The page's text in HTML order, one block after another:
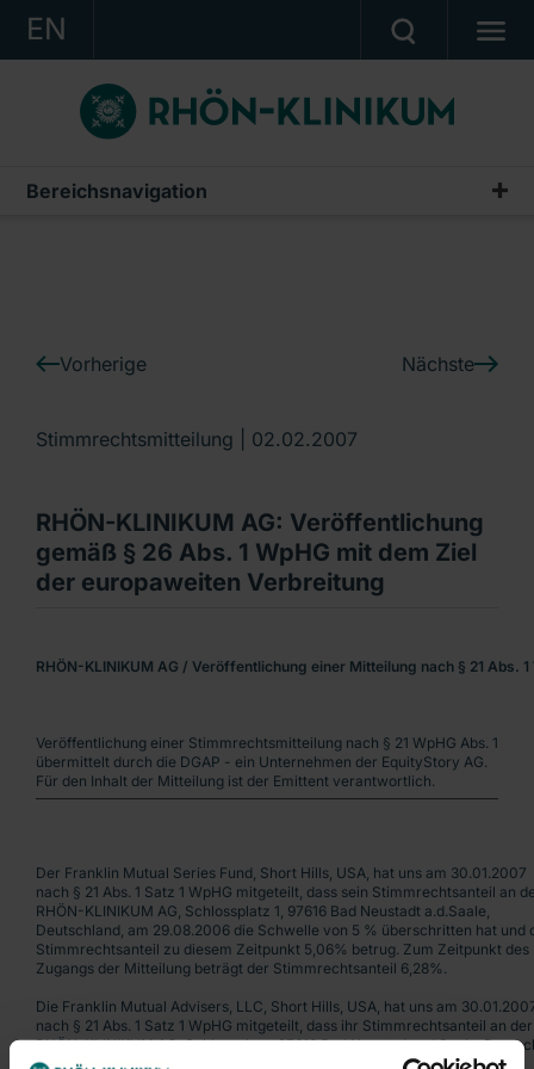
EN
KONZERN
KLINIKEN
KARRIERE
Ein Unternehmen der RHÖN-KLINIKUM AG
Bereichsnavigation
IR-News
Vorherige Nächste
Stimmrechtsmitteilung | 02.02.2007
RHÖN-KLINIKUM AG: Veröffentlichung
gemäß § 26 Abs. 1 WpHG mit dem Ziel
der europaweiten Verbreitung
RHÖN-KLINIKUM AG / Veröffentlichung einer Mitteilung nach § 21 Abs. 1
Veröffentlichung einer Stimmrechtsmitteilung nach § 21 WpHG Abs. 1
übermittelt durch die DGAP - ein Unternehmen der EquityStory AG.
Für den Inhalt der Mitteilung ist der Emittent verantwortlich.
Der Franklin Mutual Series Fund, Short Hills, USA, hat uns am 30.01.2007
nach § 21 Abs. 1 Satz 1 WpHG mitgeteilt, dass sein Stimmrechtsanteil an
RHÖN-KLINIKUM AG, Schlossplatz 1, 97616 Bad Neustadt a.d.Saale,
Deutschland, am 29.08.2006 die Schwelle von 5 % überschritten hat und
Stimmrechtsanteil zu diesem Zeitpunkt 5,06% betrug. Zum Zeitpunkt des
Zugangs der Mitteilung beträgt der Stimmrechtsanteil 6,28%.
Die Franklin Mutual Advisers, LLC, Short Hills, USA, hat uns am
nach § 21 Abs. 1 Satz 1 WpHG mitgeteilt, dass ihr Stimmrechtsanteil an der
RHÖN-KLINIKUM AG, Schlossplatz, 97616 Bad Neustadt a.d.Saale,
am 12.06.2006 die Schwelle von 5% überschritten hat und der